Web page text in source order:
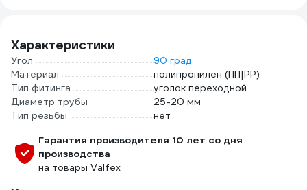
Характеристики
Угол
90 град
Материал
полипропилен (ПП|PP)
Тип фитинга
уголок переходной
Диаметр трубы
25-20 мм
Тип резьбы
нет
Гарантия производителя 10 лет со дня
производства
на товары Valfex